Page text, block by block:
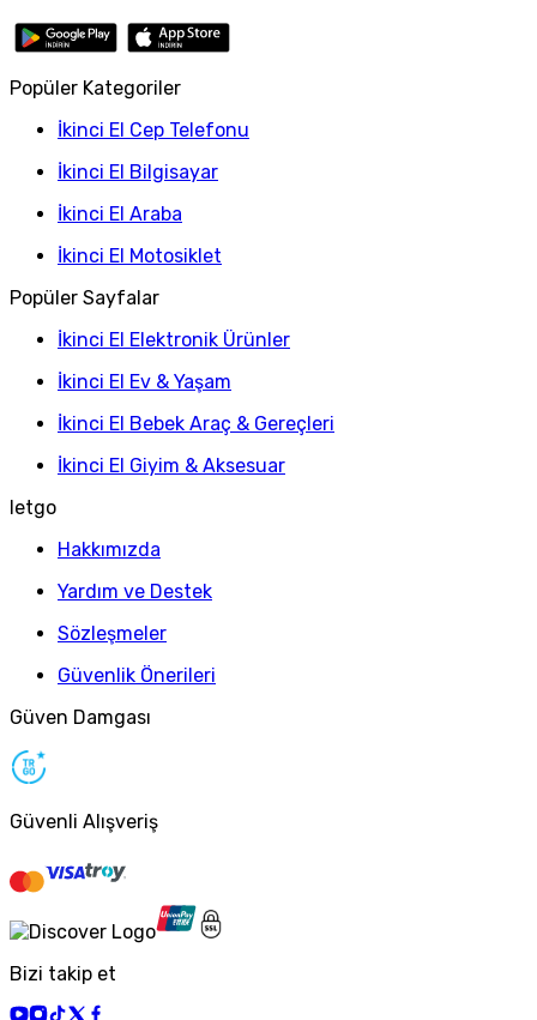
Popüler Kategoriler
İkinci El Cep Telefonu
İkinci El Bilgisayar
İkinci El Araba
İkinci El Motosiklet
Popüler Sayfalar
İkinci El Elektronik Ürünler
İkinci El Ev & Yaşam
İkinci El Bebek Araç & Gereçleri
İkinci El Giyim & Aksesuar
letgo
Hakkımızda
Yardım ve Destek
Sözleşmeler
Güvenlik Önerileri
Güven Damgası
Güvenli Alışveriş
Bizi takip et